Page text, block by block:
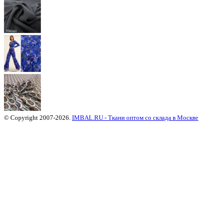
© Copyright 2007-2026. IMBAL.RU - Ткани оптом со склада в Москве